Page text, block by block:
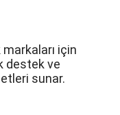
için
destek ve
sunar.